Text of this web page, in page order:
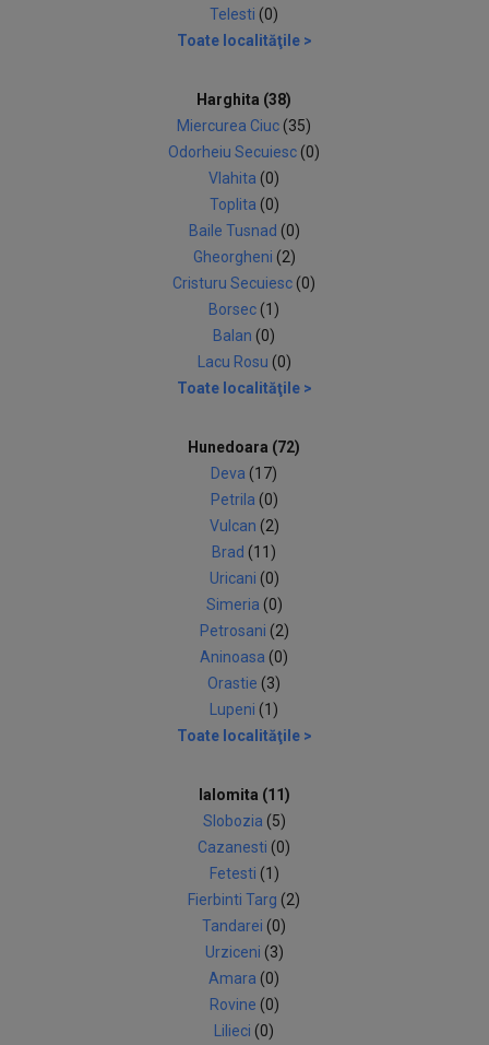
Telesti (0)
Toate localităţile >
Harghita (38)
Miercurea Ciuc (35)
Odorheiu Secuiesc (0)
Vlahita (0)
Toplita (0)
Baile Tusnad (0)
Gheorgheni (2)
Cristuru Secuiesc (0)
Borsec (1)
Balan (0)
Lacu Rosu (0)
Toate localităţile >
Hunedoara (72)
Deva (17)
Petrila (0)
Vulcan (2)
Brad (11)
Uricani (0)
Simeria (0)
Petrosani (2)
Aninoasa (0)
Orastie (3)
Lupeni (1)
Toate localităţile >
Ialomita (11)
Slobozia (5)
Cazanesti (0)
Fetesti (1)
Fierbinti Targ (2)
Tandarei (0)
Urziceni (3)
Amara (0)
Rovine (0)
Lilieci (0)